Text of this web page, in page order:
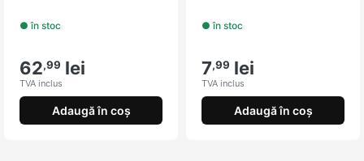
● în stoc
62,99 lei
TVA inclus
Adaugă în coș
● în stoc
7,99 lei
TVA inclus
Adaugă în coș